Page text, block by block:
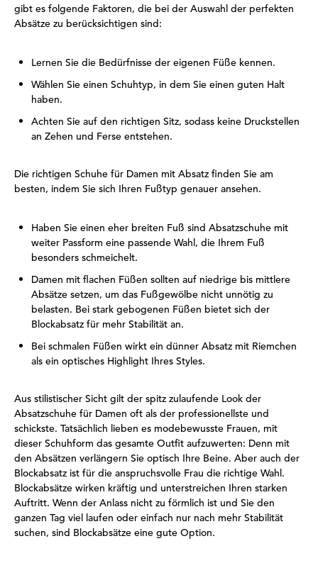
gibt es folgende Faktoren, die bei der Auswahl der perfekten
Absätze zu berücksichtigen sind:
Lernen Sie die Bedürfnisse der eigenen Füße kennen.
Wählen Sie einen Schuhtyp, in dem Sie einen guten Halt
haben.
Achten Sie auf den richtigen Sitz, sodass keine Druckstellen
an Zehen und Ferse entstehen.
Die richtigen Schuhe für Damen mit Absatz finden Sie am
besten, indem Sie sich Ihren Fußtyp genauer ansehen.
Haben Sie einen eher breiten Fuß sind Absatzschuhe mit
weiter Passform eine passende Wahl, die Ihrem Fuß
besonders schmeichelt.
Damen mit flachen Füßen sollten auf niedrige bis mittlere
Absätze setzen, um das Fußgewölbe nicht unnötig zu
belasten. Bei stark gebogenen Füßen bietet sich der
Blockabsatz für mehr Stabilität an.
Bei schmalen Füßen wirkt ein dünner Absatz mit Riemchen
als ein optisches Highlight Ihres Styles.
Aus stilistischer Sicht gilt der spitz zulaufende Look der
Absatzschuhe für Damen oft als der professionellste und
schickste. Tatsächlich lieben es modebewusste Frauen, mit
dieser Schuhform das gesamte Outfit aufzuwerten: Denn mit
den Absätzen verlängern Sie optisch Ihre Beine. Aber auch der
Blockabsatz ist für die anspruchsvolle Frau die richtige Wahl.
Blockabsätze wirken kräftig und unterstreichen Ihren starken
Auftritt. Wenn der Anlass nicht zu förmlich ist und Sie den
ganzen Tag viel laufen oder einfach nur nach mehr Stabilität
suchen, sind Blockabsätze eine gute Option.